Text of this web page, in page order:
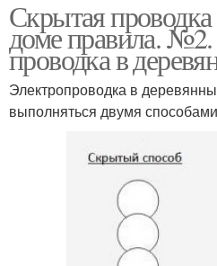
Скрытая
доме правила.
проводка в
Электропроводка в
выполняться двумя